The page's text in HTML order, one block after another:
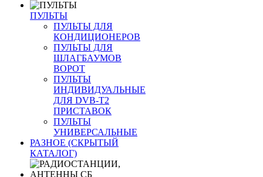
ПУЛЬТЫ
ПУЛЬТЫ ДЛЯ
КОНДИЦИОНЕРОВ
ПУЛЬТЫ ДЛЯ
ШЛАГБАУМОВ
ВОРОТ
ПУЛЬТЫ
ИНДИВИДУАЛЬНЫЕ
ДЛЯ DVB-T2
ПРИСТАВОК
ПУЛЬТЫ
УНИВЕРСАЛЬНЫЕ
РАЗНОЕ (СКРЫТЫЙ
КАТАЛОГ)